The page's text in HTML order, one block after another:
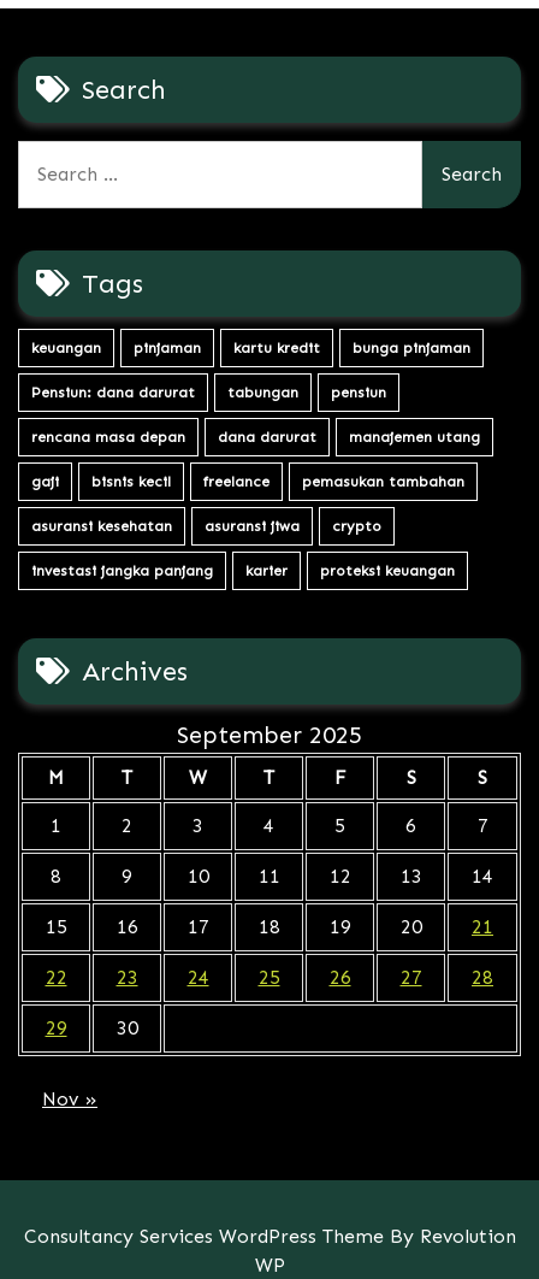
Search
for:
Tags
keuangan pinjaman kartu kredit bunga pinjaman
Pensiun: dana darurat tabungan pensiun
rencana masa depan dana darurat manajemen utang
gaji bisnis kecil freelance pemasukan tambahan
asuransi kesehatan asuransi jiwa crypto
investasi jangka panjang karier proteksi keuangan
Archives
September 2025
M T W T F S S
1 2 3 4 5 6 7
8 9 10 11 12 13 14
15 16 17 18 19 20 21
22 23 24 25 26 27 28
29 30
Nov »
Consultancy Services WordPress Theme By Revolution
WP